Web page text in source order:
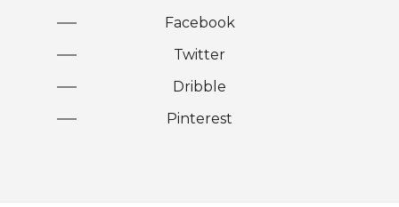
Facebook
Twitter
Dribble
Pinterest